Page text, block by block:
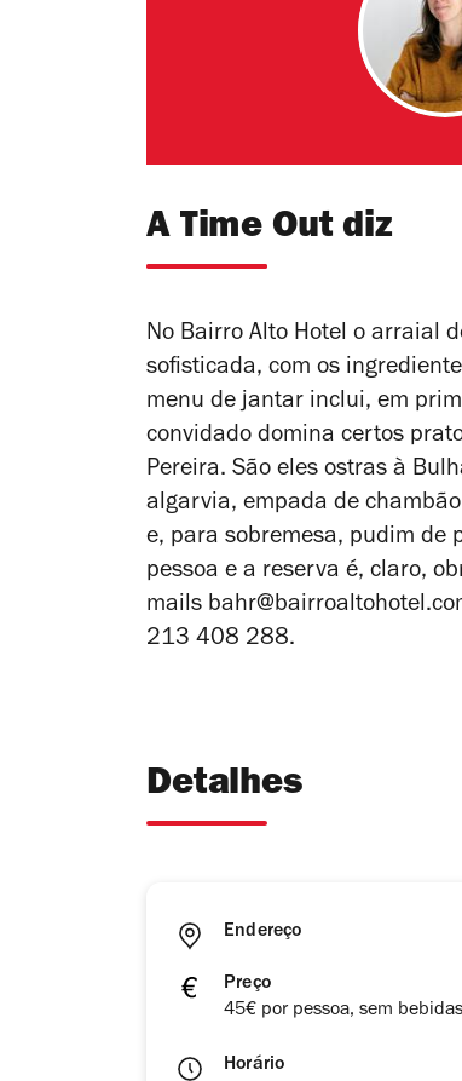
A Time Out diz
No Bairro Alto Hotel o arraial
sofisticada, com os
menu de jantar inclui, em
convidado domina certos
Pereira. São eles ostras à
algarvia, empada de
e, para sobremesa, pudim de
pessoa e a reserva é, claro,
mails
213 408 288.
Detalhes
Endereço
Preço
45€ por pessoa, sem bebidas
Horário